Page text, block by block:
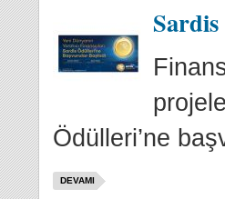
Ödülleri’ne
DEVAMI